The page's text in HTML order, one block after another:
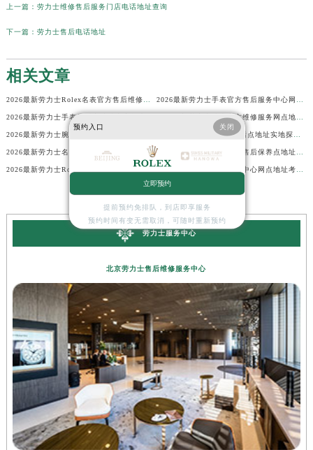
上一篇： 劳力士维修售后服务门店电话地址查询
下一篇： 劳力士售后电话地址
相关文章
2026最新劳力士Rolex名表官方售后维修中心地址考察报告 2026最新劳力士手表官方售后服务中心网点地址考察报告
2026最新劳力士手表售后点地址考察报告 2026最新劳力士腕表官方维修服务网点地址考察报告
2026最新劳力士Rolex售后点地址实地探访报告
2026最新劳力士名表保养中心网点地址考察报告 2026最新劳力士腕表官方售后保养点地址实地探访报告
2026最新劳力士Rolex客户服务网点地址实地探访报告 2026最新劳力士名表维修中心网点地址考察报告
劳力士服务中心
北京劳力士售后维修服务中心
预约入口 关闭
立即预约
提前预约免排队，到店即享服务
预约时间有变无需取消，可随时重新预约